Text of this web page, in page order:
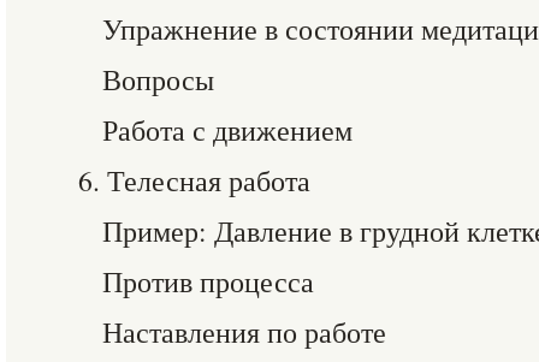
Упражнение в состоянии
Вопросы
Работа с движением
6. Телесная работа
Пример: Давление в грудной
Против процесса
Наставления по работе